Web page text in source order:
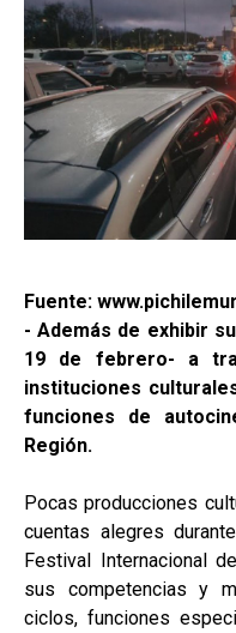
Fuente:
- Además de exhibir
19 de febrero- a
instituciones
funciones de
Región.
Pocas producciones
cuentas alegres
Festival Internacional
sus competencias y
ciclos, funciones